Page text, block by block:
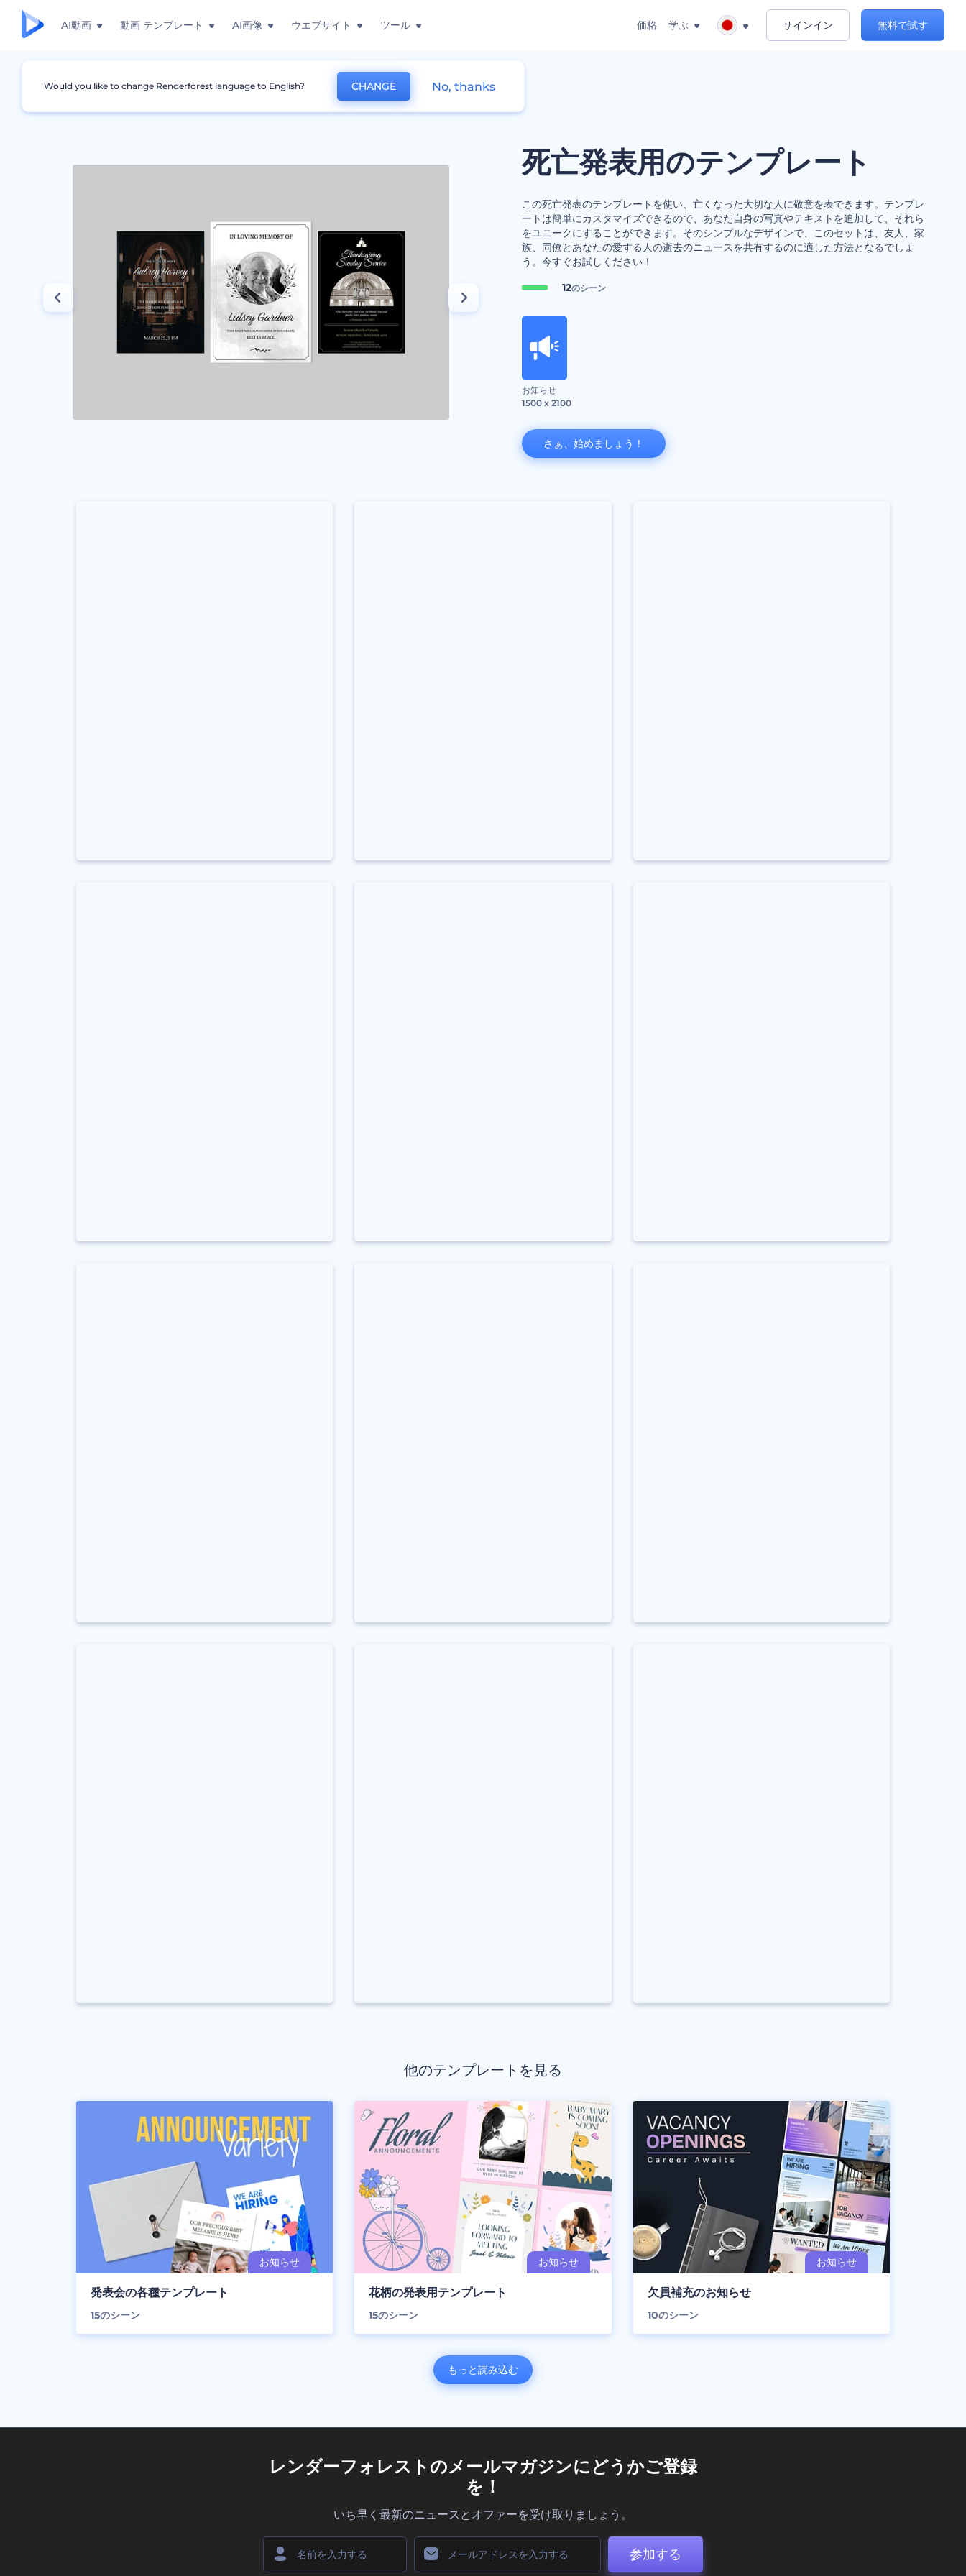
AI動画 動画 テンプレート AI画像 ウエブサイト ツール 価格 学ぶ サインイン 無料で試す
グラフィック お知らせ 死亡発表用のテンプレート
死亡発表用のテンプレート
この死亡発表のテンプレートを使い、亡くなった大切な人に敬意を表できます。テンプレ
ートは簡単にカスタマイズできるので、あなた自身の写真やテキストを追加して、それら
をユニークにすることができます。そのシンプルなデザインで、このセットは、友人、家
族、同僚とあなたの愛する人の逝去のニュースを共有するのに適した方法となるでしょ
う。今すぐお試しください！
12のシーン
お知らせ
1500 x 2100
さぁ、始めましょう！
他のテンプレートを見る
発表会の各種テンプレート
15のシーン
花柄の発表用テンプレート
15のシーン
欠員補充のお知らせ
10のシーン
もっと読み込む
レンダーフォレストのメールマガジンにどうかご登録
を！
いち早く最新のニュースとオファーを受け取りましょう。
参加する
Would you like to change Renderforest language to English? CHANGE No, thanks